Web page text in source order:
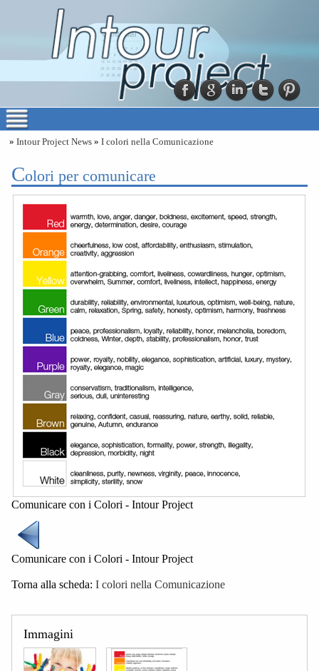
» Intour Project News » I colori nella Comunicazione
Colori per comunicare
Comunicare con i Colori - Intour Project
Comunicare con i Colori - Intour Project
Torna alla scheda: I colori nella Comunicazione
Immagini